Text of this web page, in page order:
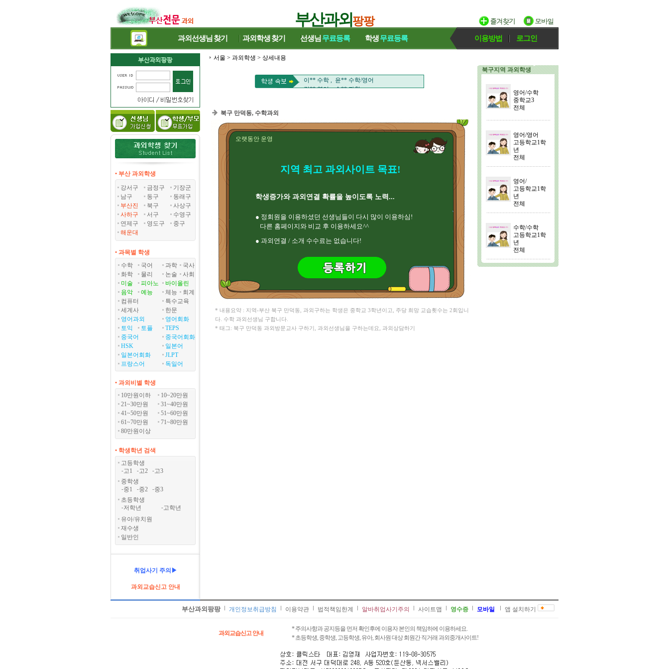
부산과외팡팡
과외선생님 찾기 과외학생찾기 선생님 무료등록 학생무료등록 이용방법 로그인
• 부산 과외학생
강서구
금정구
기장군
남구
동구
동래구
부산진
북구
사상구
사하구
서구
수영구
연제구
영도구
중구
해운대
• 과목별 학생
수학
국어 과학
국사
화학
물리 논술
사회
미술
피아노
바이올린
음악
예능 체능
회계
컴퓨터
특수교육
세계사
한문
영어과외
영어회화
토익
토플
TEPS
중국어
중국어회화
HSK
일본어
일본어회화
JLPT
프랑스어
독일어
• 과외비별 학생
10만원이하
10~20만원
21~30만원
31~40만원
41~50만원
51~60만원
61~70만원
71~80만원
80만원이상
• 학생학년 검색
고등학생
-고1 -고2 -고3
중학생
-중1 -중2 -중3
초등학생
-저학년 -고학년
유아/유치원
재수생
일반인
취업사기 주의▶
과외교습신고 안내
서울 > 과외학생 > 상세내용
이** 수학 , 윤** 수학/영어
김** 영어 , 손** 과학
남** 수학 , 박** 국어/영어
김** 국어 , 송** 영어/수학
은** 영어 , 이** 수학/국어
이** 수학 , 윤** 수학/영어
류** 영어 , 김** 수학
남** 수학 , 박** 국어/영어
김** 국어 , 송** 영어/수학
염** HSK , 서** 영어회화/영어
북구 만덕동, 수학과외
오랫동안 운영
지역 최고 과외사이트 목표!
학생증가와 과외연결 확률을 높이도록 노력...
● 정회원을 이용하셨던 선생님들이 다시 많이 이용하심!
다른 홈페이지와 비교 후 이용하세요^^
● 과외연결 / 소개 수수료는 없습니다!
* 내용요약 : 지역-부산 북구 만덕동, 과외구하는 학생은 중학교 3학년이고, 주당 희망 교습횟수는 2회입니
다. 수학 과외선생님 구합니다.
* 태그: 북구 만덕동 과외방문교사 구하기, 과외선생님을 구하는데요, 과외상담하기
북구지역 과외학생
영어/수학
중학교3
전체
영어/영어
고등학교1학
년
전체
영어/
고등학교1학
년
전체
수학/수학
고등학교1학
년
전체
부산과외팡팡 개인정보취급방침 이용약관 법적책임한계 알바취업사기주의 사이트맵 영수증 모바일 앱 설치하기
과외교습신고 안내
* 주의사항과 공지등을 먼저 확인후에 이용자 본인의 책임하에 이용하세요.
* 초등학생, 중학생, 고등학생, 유아, 회사원 대상 회원간 직거래 과외중개사이트!